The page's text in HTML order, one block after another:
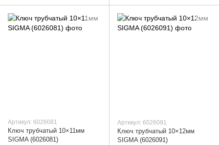
Артикул: 6026081
Ключ трубчатый 10×11мм
SIGMA (6026081)
Артикул: 6026091
Ключ трубчатый 10×12мм
SIGMA (6026091)